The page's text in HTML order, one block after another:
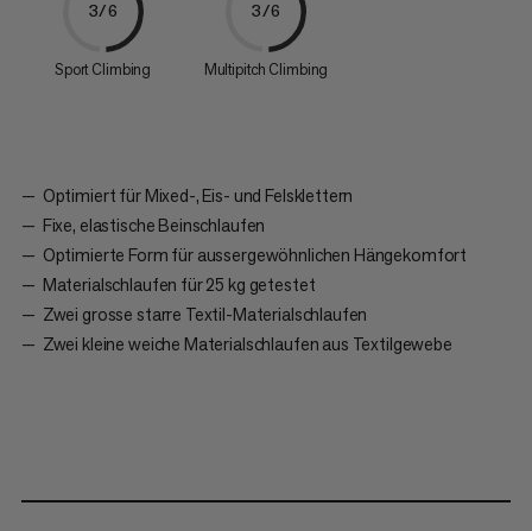
3/6
Sport Climbing
3/6
Multipitch Climbing
Optimiert für Mixed-, Eis- und Felsklettern
Fixe, elastische Beinschlaufen
Optimierte Form für aussergewöhnlichen Hängekomfort
Materialschlaufen für 25 kg getestet
Zwei grosse starre Textil-Materialschlaufen
Zwei kleine weiche Materialschlaufen aus Textilgewebe